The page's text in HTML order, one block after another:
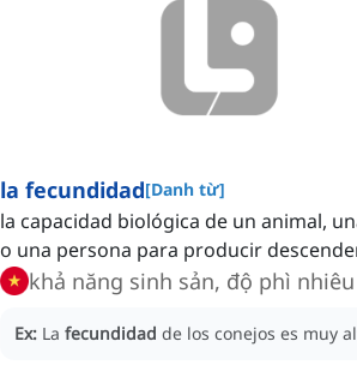
la fecundidad[Danh từ]
la capacidad biológica de un animal,
o una persona para producir
khả năng sinh sản, độ phì nhiêu
Ex: La fecundidad de los conejos es muy